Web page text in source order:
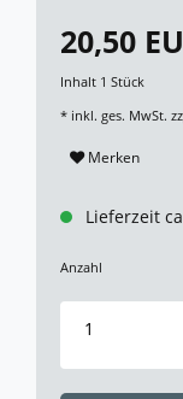
20,50
Inhalt 1 Stück
* inkl. ges. MwSt.
Merken
Lieferzeit
Anzahl